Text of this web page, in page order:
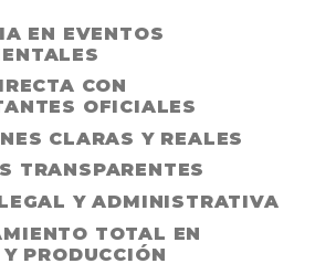
EN EVENTOS
CON
OFICIALES
CLARAS Y REALES
TRANSPARENTES
Y ADMINISTRATIVA
TOTAL EN
PRODUCCIÓN